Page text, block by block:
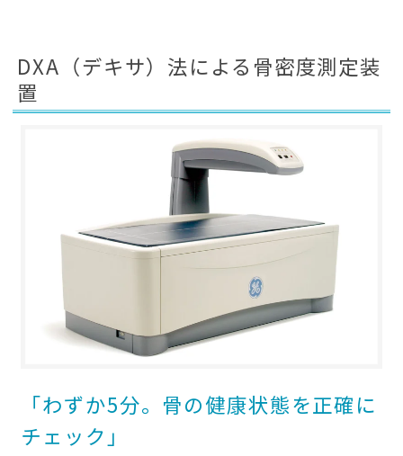
DXA（デキサ）法による骨密度測定装
置
「わずか5分。骨の健康状態を正確に
チェック」